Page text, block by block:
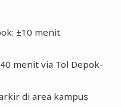
±10 menit
menit via Tol Depok-
di area kampus